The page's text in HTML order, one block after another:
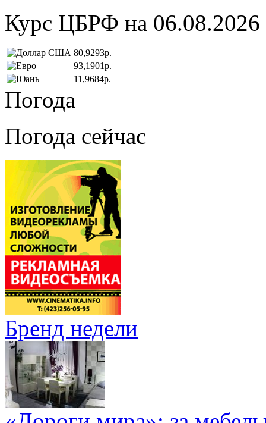
Курс ЦБРФ на 06.08.2026
80,9293р.
93,1901р.
11,9684р.
Погода
Погода сейчас
Бренд недели